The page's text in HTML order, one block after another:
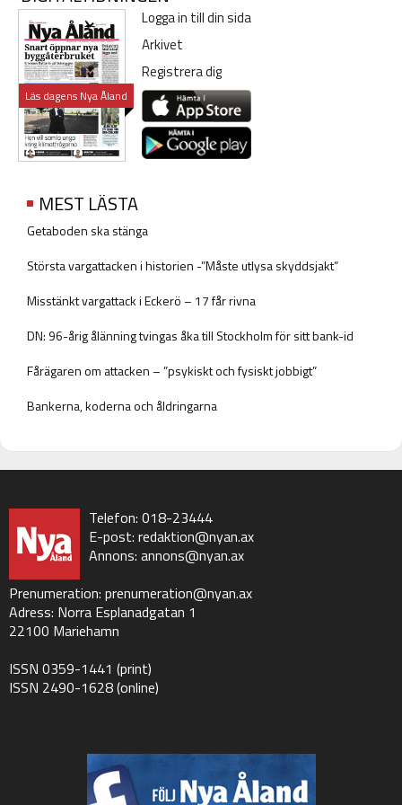
Läs dagens Nya Åland
Logga in till din sida
Arkivet
Registrera dig
MEST LÄSTA
Getaboden ska stänga
Största vargattacken i historien -”Måste utlysa skyddsjakt”
Misstänkt vargattack i Eckerö – 17 får rivna
DN: 96-årig ålänning tvingas åka till Stockholm för sitt bank-id
Fårägaren om attacken – ”psykiskt och fysiskt jobbigt”
Bankerna, koderna och åldringarna
Telefon: 018-23444
E-post: redaktion@nyan.ax
Annons: annons@nyan.ax
Prenumeration: prenumeration@nyan.ax
Adress: Norra Esplanadgatan 1
22100 Mariehamn
ISSN 0359-1441 (print)
ISSN 2490-1628 (online)